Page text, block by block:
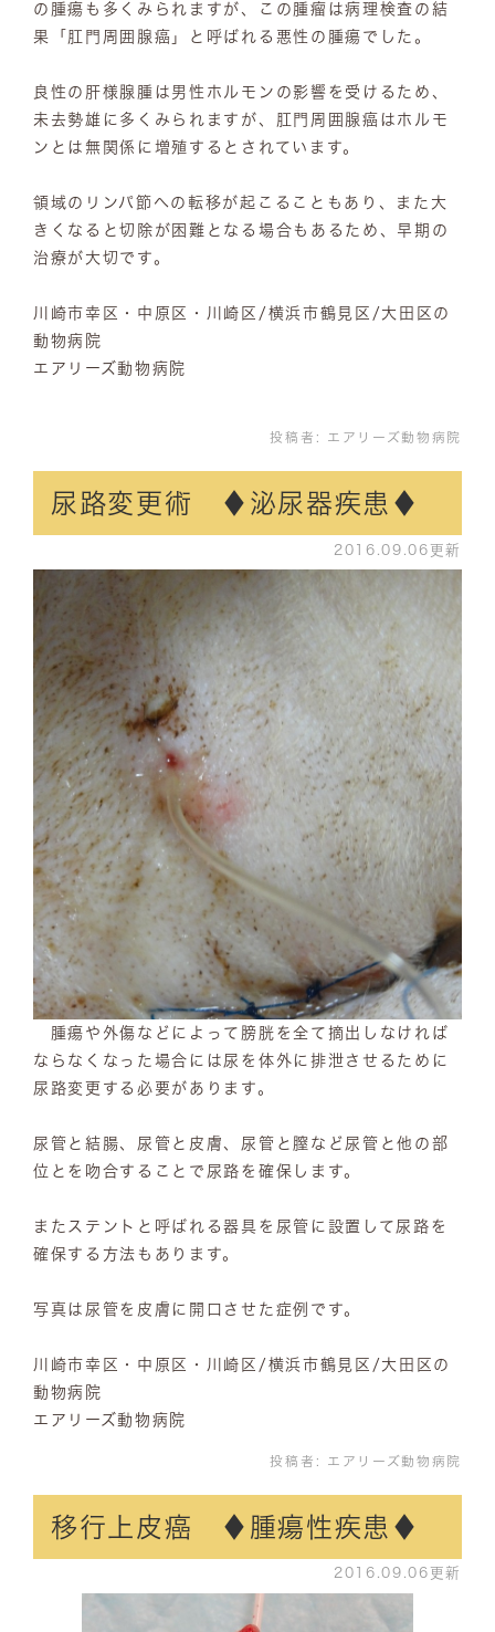
の腫瘍も多くみられますが、この腫瘤は病理検査の結
果「肛門周囲腺癌」と呼ばれる悪性の腫瘍でした。
良性の肝様腺腫は男性ホルモンの影響を受けるため、
未去勢雄に多くみられますが、肛門周囲腺癌はホルモ
ンとは無関係に増殖するとされています。
領域のリンパ節への転移が起こることもあり、また大
きくなると切除が困難となる場合もあるため、早期の
治療が大切です。
川崎市幸区・中原区・川崎区/横浜市鶴見区/大田区の
動物病院
エアリーズ動物病院
投稿者: エアリーズ動物病院
尿路変更術 ♦泌尿器疾患♦
2016.09.06更新
腫瘍や外傷などによって膀胱を全て摘出しなければ
ならなくなった場合には尿を体外に排泄させるために
尿路変更する必要があります。
尿管と結腸、尿管と皮膚、尿管と膣など尿管と他の部
位とを吻合することで尿路を確保します。
またステントと呼ばれる器具を尿管に設置して尿路を
確保する方法もあります。
写真は尿管を皮膚に開口させた症例です。
川崎市幸区・中原区・川崎区/横浜市鶴見区/大田区の
動物病院
エアリーズ動物病院
投稿者: エアリーズ動物病院
移行上皮癌 ♦腫瘍性疾患♦
2016.09.06更新